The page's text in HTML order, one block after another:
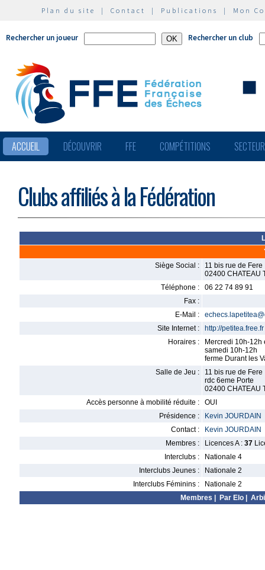
Plan du site | Contact | Publications | Mon
Rechercher un joueur Rechercher un club
ACCUEIL DÉCOUVRIR FFE COMPÉTITIONS
Clubs affiliés à la Fédération
Siège Social :
11 bis rue de Fere
02400 CHATEAU
Téléphone :
06 22 74 89 91
Fax :
E-Mail :
Site Internet :
http://petitea.free.fr
Horaires :
Mercredi 10h-12h
samedi 10h-12h
ferme Durant les
Salle de Jeu :
11 bis rue de Fere
rdc 6eme Porte
02400 CHATEAU
Accès personne à mobilité réduite :
OUI
Présidence :
Kevin JOURDAIN
Contact :
Kevin JOURDAIN
Membres :
Licences A : 37
Interclubs :
Nationale 4
Interclubs Jeunes :
Nationale 2
Interclubs Féminins :
Nationale 2
Membres
Par Elo